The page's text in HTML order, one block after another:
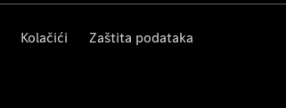
Kolačići Zaštita podataka